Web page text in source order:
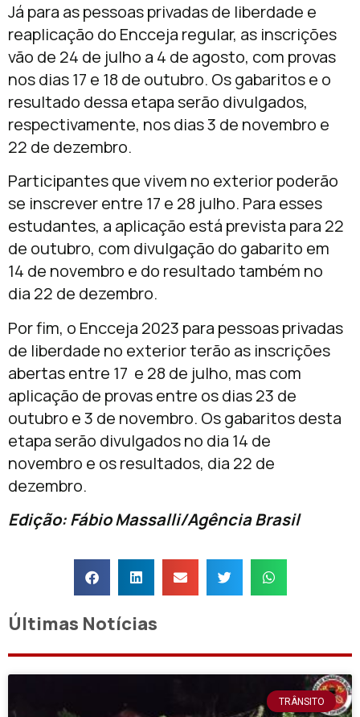
Já para as pessoas privadas de liberdade e
reaplicação do Encceja regular, as inscrições
vão de 24 de julho a 4 de agosto, com provas
nos dias 17 e 18 de outubro. Os gabaritos e o
resultado dessa etapa serão divulgados,
respectivamente, nos dias 3 de novembro e
22 de dezembro.
Participantes que vivem no exterior poderão
se inscrever entre 17 e 28 julho. Para esses
estudantes, a aplicação está prevista para 22
de outubro, com divulgação do gabarito em
14 de novembro e do resultado também no
dia 22 de dezembro.
Por fim, o Encceja 2023 para pessoas privadas
de liberdade no exterior terão as inscrições
abertas entre 17 e 28 de julho, mas com
aplicação de provas entre os dias 23 de
outubro e 3 de novembro. Os gabaritos desta
etapa serão divulgados no dia 14 de
novembro e os resultados, dia 22 de
dezembro.
Edição: Fábio Massalli/Agência Brasil
Últimas Notícias
TRÂNSITO